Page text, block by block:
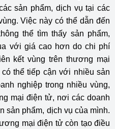
sản phẩm, dịch vụ tại các
Việc này có thể dẫn đến
thể tìm thấy sản phẩm,
với giá cao hơn do chi phí
kết vùng trên thương mại
thể tiếp cận với nhiều sản
nghiệp trong nhiều vùng,
mại điện tử, nơi các doanh
sản phẩm, dịch vụ của mình.
mại điện tử còn tạo điều